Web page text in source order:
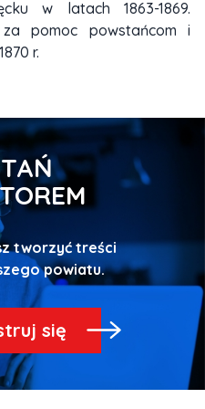
w latach 1863-1869.
pomoc powstańcom i
r.
tworzyć treści
dotyczące naszego powiatu.
się